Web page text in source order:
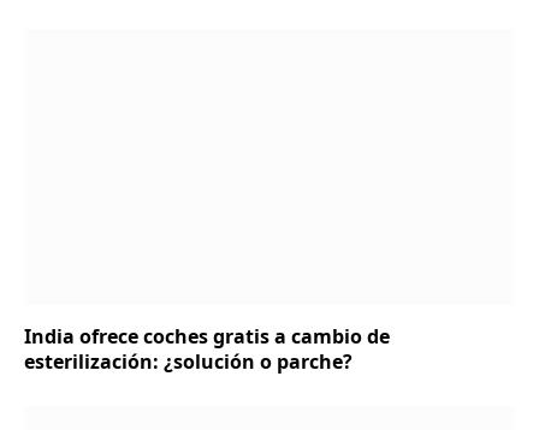
India ofrece coches gratis a cambio de
esterilización: ¿solución o parche?